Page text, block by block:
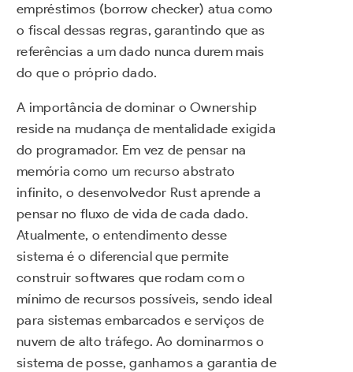
empréstimos (borrow checker) atua como
o fiscal dessas regras, garantindo que as
referências a um dado nunca durem mais
do que o próprio dado.
A importância de dominar o Ownership
reside na mudança de mentalidade exigida
do programador. Em vez de pensar na
memória como um recurso abstrato
infinito, o desenvolvedor Rust aprende a
pensar no fluxo de vida de cada dado.
Atualmente, o entendimento desse
sistema é o diferencial que permite
construir softwares que rodam com o
mínimo de recursos possíveis, sendo ideal
para sistemas embarcados e serviços de
nuvem de alto tráfego. Ao dominarmos o
sistema de posse, ganhamos a garantia de